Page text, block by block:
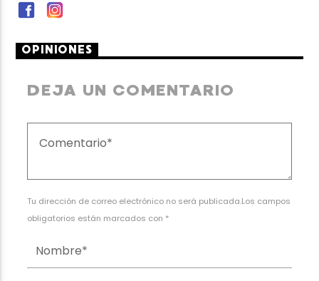
OPINIONES
DEJA UN COMENTARIO
Tu dirección de correo electrónico no será publicada.Los campos
obligatorios están marcados con *